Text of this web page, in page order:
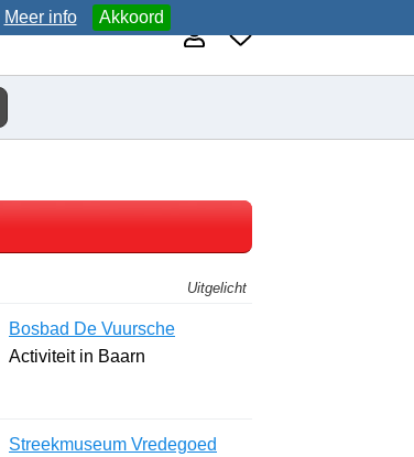
Meer info Akkoord
Uitgelicht
Bosbad De Vuursche
Activiteit in Baarn
Streekmuseum Vredegoed